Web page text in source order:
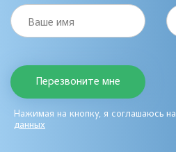
Ваше имя
Нажимая на кнопку, я соглашаюсь на
данных